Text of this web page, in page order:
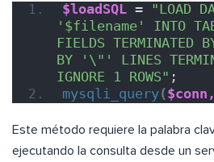
$loadSQL = "LOAD
'$filename' INTO
FIELDS TERMINATED
BY '\"' LINES
IGNORE 1 ROWS" ;
mysqli_query($conn,
Este método requiere la palabra
ejecutando la consulta desde un